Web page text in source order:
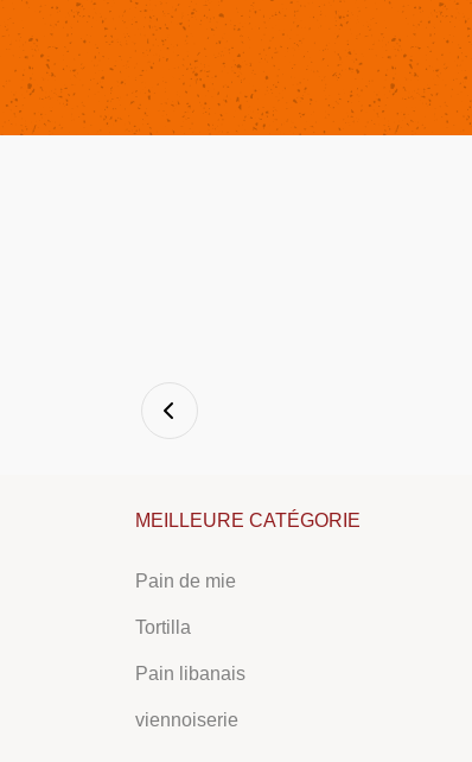
MEILLEURE CATÉGORIE
Pain de mie
Tortilla
Pain libanais
viennoiserie